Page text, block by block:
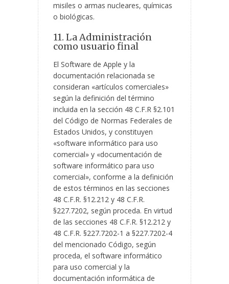
misiles o armas nucleares, químicas
o biológicas.
11. La Administración
como usuario final
El Software de Apple y la
documentación relacionada se
consideran «artículos comerciales»
según la definición del término
incluida en la sección 48 C.F.R §2.101
del Código de Normas Federales de
Estados Unidos, y constituyen
«software informático para uso
comercial» y «documentación de
software informático para uso
comercial», conforme a la definición
de estos términos en las secciones
48 C.F.R. §12.212 y 48 C.F.R.
§227.7202, según proceda. En virtud
de las secciones 48 C.F.R. §12.212 y
48 C.F.R. §227.7202-1 a §227.7202-4
del mencionado Código, según
proceda, el software informático
para uso comercial y la
documentación informática de